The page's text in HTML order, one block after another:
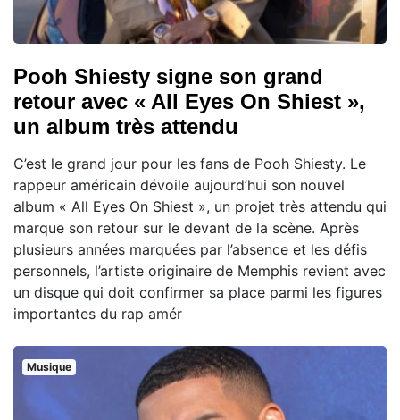
Pooh Shiesty signe son grand
retour avec « All Eyes On Shiest »,
un album très attendu
C’est le grand jour pour les fans de Pooh Shiesty. Le
rappeur américain dévoile aujourd’hui son nouvel
album « All Eyes On Shiest », un projet très attendu qui
marque son retour sur le devant de la scène. Après
plusieurs années marquées par l’absence et les défis
personnels, l’artiste originaire de Memphis revient avec
un disque qui doit confirmer sa place parmi les figures
importantes du rap amér
Musique